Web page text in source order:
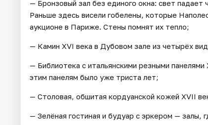
— Бронзовый зал без единого окна: свет
Раньше здесь висели гобелены, которые
аукционе в Париже. Стены помнят их тепло;
— Камин XVI века в Дубовом зале из четырёх
— Библиотека с итальянскими резными
этим панелям было уже триста лет;
— Столовая, обшитая кордуанской кожей XVII
— Зелёная гостиная и будуар с эркером — залы,